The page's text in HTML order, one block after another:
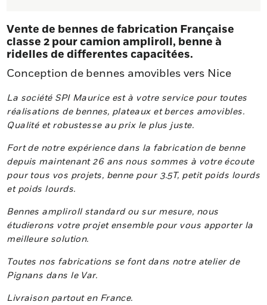
Vente de bennes de fabrication Française
classe 2 pour camion ampliroll, benne à
ridelles de differentes capacitées.
Conception de bennes amovibles vers Nice
La société SPI Maurice est à votre service pour toutes
réalisations de bennes, plateaux et berces amovibles.
Qualité et robustesse au prix le plus juste.
Fort de notre expérience dans la fabrication de benne
depuis maintenant 26 ans nous sommes à votre écoute
pour tous vos projets, benne pour 3.5T, petit poids lourds
et poids lourds.
Bennes ampliroll standard ou sur mesure, nous
étudierons votre projet ensemble pour vous apporter la
meilleure solution.
Toutes nos fabrications se font dans notre atelier de
Pignans dans le Var.
Livraison partout en France.